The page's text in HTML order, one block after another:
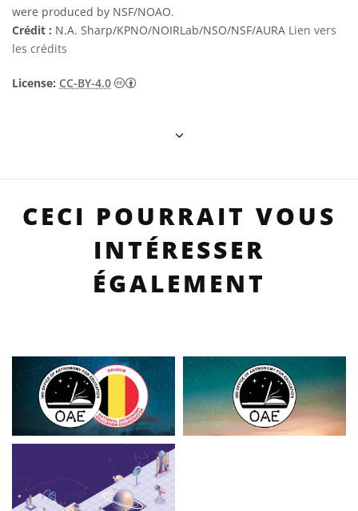
were produced by NSF/NOAO.
Crédit : N.A. Sharp/KPNO/NOIRLab/NSO/NSF/AURA Lien vers
les crédits
License: CC-BY-4.0 Creative Commons (CC) Attribution 4.0
CECI POURRAIT VOUS
INTÉRESSER
ÉGALEMENT